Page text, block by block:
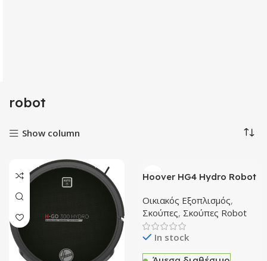
robot
Show column
Hoover HG4 Hydro Robot
Οικιακός Εξοπλισμός,
Σκούπες, Σκούπες Robot
In stock